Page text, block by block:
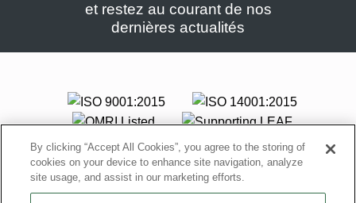
et restez au courant de nos
dernières actualités
By clicking “Accept All Cookies”, you agree to the storing of
cookies on your device to enhance site navigation, analyze
site usage, and assist in our marketing efforts.